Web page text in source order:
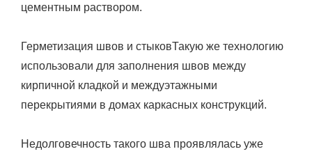
цементным раствором.
Герметизация швов и стыковТакую же технологию
использовали для заполнения швов между
кирпичной кладкой и междуэтажными
перекрытиями в домах каркасных конструкций.
Недолговечность такого шва проявлялась уже